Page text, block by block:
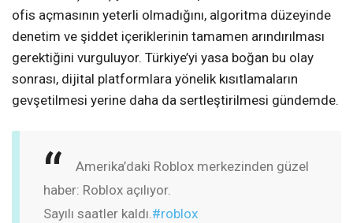
ofis açmasının yeterli olmadığını, algoritma düzeyinde
denetim ve şiddet içeriklerinin tamamen arındırılması
gerektiğini vurguluyor. Türkiye’yi yasa boğan bu olay
sonrası, dijital platformlara yönelik kısıtlamaların
gevşetilmesi yerine daha da sertleştirilmesi gündemde.
Amerika’daki Roblox merkezinden güzel
haber: Roblox açılıyor.
Sayılı saatler kaldı.#roblox